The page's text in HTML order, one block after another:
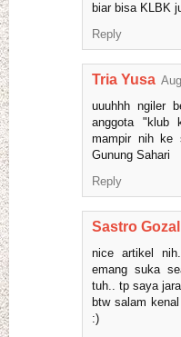
biar bisa KLBK
Reply
Tria Yusa
uuuhhh ngiler
anggota "klub
mampir nih ke
Gunung Sahari
Reply
Sastro
nice artikel
emang suka
tuh.. tp saya
btw salam
:)